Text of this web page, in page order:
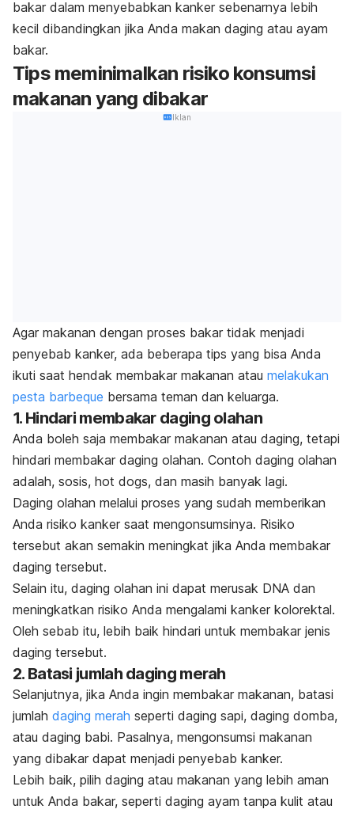
bakar dalam menyebabkan kanker sebenarnya lebih
kecil dibandingkan jika Anda makan daging atau ayam
bakar.
Tips meminimalkan risiko konsumsi
makanan yang dibakar
Iklan
Agar makanan dengan proses bakar tidak menjadi
penyebab kanker, ada beberapa tips yang bisa Anda
ikuti saat hendak membakar makanan atau melakukan
pesta barbeque bersama teman dan keluarga.
1. Hindari membakar daging olahan
Anda boleh saja membakar makanan atau daging, tetapi
hindari membakar daging olahan. Contoh daging olahan
adalah, sosis, hot dogs, dan masih banyak lagi.
Daging olahan melalui proses yang sudah memberikan
Anda risiko kanker saat mengonsumsinya. Risiko
tersebut akan semakin meningkat jika Anda membakar
daging tersebut.
Selain itu, daging olahan ini dapat merusak DNA dan
meningkatkan risiko Anda mengalami kanker kolorektal.
Oleh sebab itu, lebih baik hindari untuk membakar jenis
daging tersebut.
2. Batasi jumlah daging merah
Selanjutnya, jika Anda ingin membakar makanan, batasi
jumlah daging merah seperti daging sapi, daging domba,
atau daging babi. Pasalnya, mengonsumsi makanan
yang dibakar dapat menjadi penyebab kanker.
Lebih baik, pilih daging atau makanan yang lebih aman
untuk Anda bakar, seperti daging ayam tanpa kulit atau